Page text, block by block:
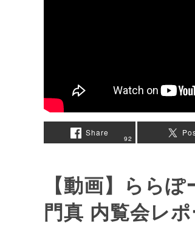
Share
92
【動画】らら
門真 内覧会レポ